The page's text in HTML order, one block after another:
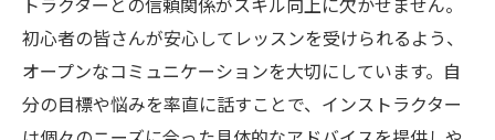
初心者の皆さんが安心してレッスンを受けられるよう、
オープンなコミュニケーションを大切にしています。自
分の目標や悩みを率直に話すことで、インストラクター